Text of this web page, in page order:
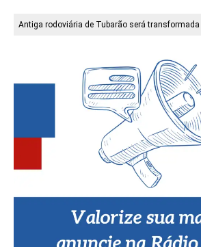
Antiga rodoviária de Tubarão será